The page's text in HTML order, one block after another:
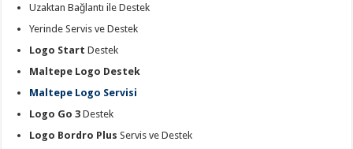
Uzaktan Bağlantı ile Destek
Yerinde Servis ve Destek
Logo Start Destek
Maltepe Logo Destek
Maltepe Logo Servisi
Logo Go 3Destek
Logo Bordro Plus Servis ve Destek